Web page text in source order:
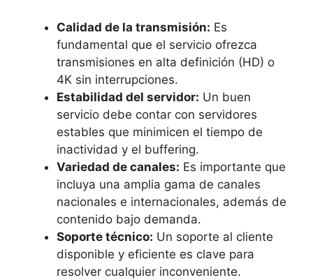
Calidad de la transmisión: Es
fundamental que el servicio ofrezca
transmisiones en alta definición (HD) o
4K sin interrupciones.
Estabilidad del servidor: Un buen
servicio debe contar con servidores
estables que minimicen el tiempo de
inactividad y el buffering.
Variedad de canales: Es importante que
incluya una amplia gama de canales
nacionales e internacionales, además de
contenido bajo demanda.
Soporte técnico: Un soporte al cliente
disponible y eficiente es clave para
resolver cualquier inconveniente.